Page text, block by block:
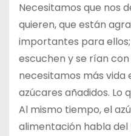
Necesitamos que nos
quieren, que están
importantes para
escuchen y se rían
necesitamos más vida
azúcares añadidos. Lo
Al mismo tiempo, el
alimentación habla